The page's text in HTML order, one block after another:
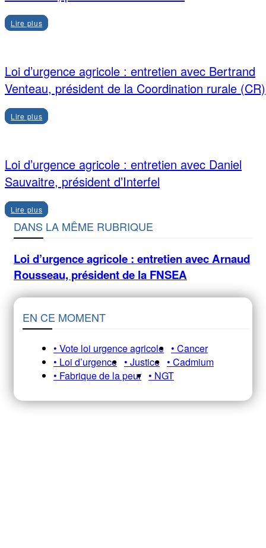
Lire plus
Loi d’urgence agricole : entretien avec Bertrand
Venteau, président de la Coordination rurale (CR)
Lire plus
Loi d’urgence agricole : entretien avec Daniel
Sauvaitre, président d’Interfel
Lire plus
DANS LA MÊME RUBRIQUE
Loi d’urgence agricole : entretien avec Arnaud
Rousseau, président de la FNSEA
EN CE MOMENT
• Vote loi urgence agricole • Cancer
• Loi d’urgence • Justice • Cadmium
• Fabrique de la peur • NGT